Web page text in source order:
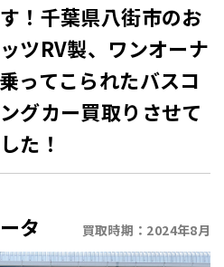
！千葉県八街市のお
ツRV製、ワンオーナ
ってこられたバスコ
グカー買取りさせて
た！
タ 買取時期： 2024年8月